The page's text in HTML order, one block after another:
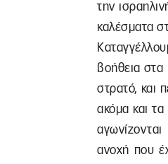
την
καλέσματα
βοήθεια στα
στρατό, και
ακόμα και
ανοχή που